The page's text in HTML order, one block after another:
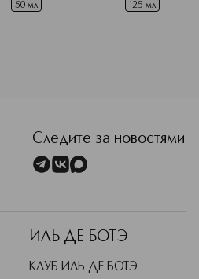
абрикоса
50 мл
снятия макияжа
125 мл
Следите за новостями
ИЛЬ ДЕ БОТЭ
КЛУБ ИЛЬ ДЕ БОТЭ